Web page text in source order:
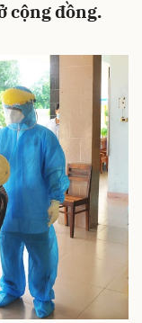
cộng đồng.